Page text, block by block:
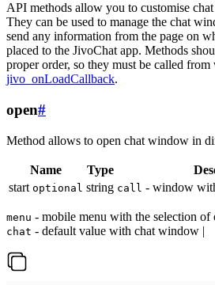
API methods allow you to customise
They can be used to manage the chat
send any information from the page on
placed to the JivoChat app. Methods
proper order, so they must be called
jivo_onLoadCallback.
open#
Method allows to open chat window in
Name Type
start optional string call - window
menu - mobile menu with the selection of
chat - default value with chat window |